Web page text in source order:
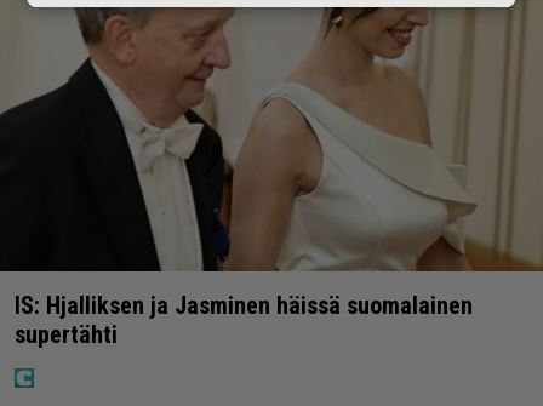
IS: Hjalliksen ja Jasminen häissä suomalainen
supertähti